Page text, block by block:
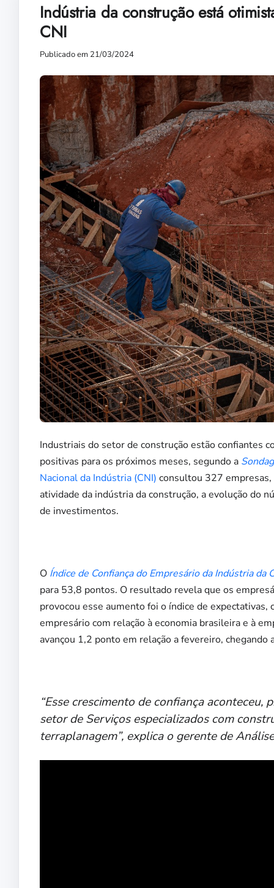
Indústria da construção está
CNI
Publicado em 21/03/2024
Industriais do setor de construção estão confiantes
positivas para os próximos meses, segundo a
Nacional da Indústria (CNI) consultou 327 empresas,
atividade da indústria da construção, a evolução do
de investimentos.
O Índice de Confiança do Empresário da Indústria da
para 53,8 pontos. O resultado revela que os
provocou esse aumento foi o índice de
empresário com relação à economia brasileira e à
avançou 1,2 ponto em relação a fevereiro, chegando
“Esse crescimento de confiança
setor de Serviços especializados com
terraplanagem”, explica o gerente de